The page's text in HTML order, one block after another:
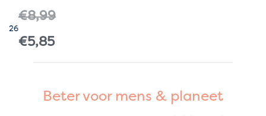
26
€8,99
€5,85
Beter voor mens & planeet